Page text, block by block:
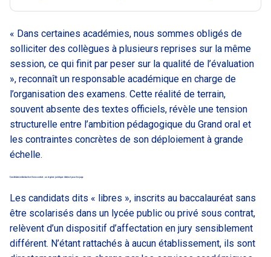
« Dans certaines académies, nous sommes obligés de
solliciter des collègues à plusieurs reprises sur la même
session, ce qui finit par peser sur la qualité de l’évaluation
», reconnaît un responsable académique en charge de
l’organisation des examens. Cette réalité de terrain,
souvent absente des textes officiels, révèle une tension
structurelle entre l’ambition pédagogique du Grand oral et
les contraintes concrètes de son déploiement à grande
échelle.
Candidats individuels et hors contrat : un régime juridique distinct pour les jurys
Les candidats dits « libres », inscrits au baccalauréat sans
être scolarisés dans un lycée public ou privé sous contrat,
relèvent d’un dispositif d’affectation en jury sensiblement
différent. N’étant rattachés à aucun établissement, ils sont